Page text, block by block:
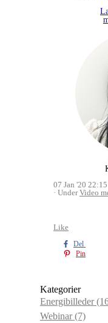
07 Jan '20 22:15
UnderVideo
Like
Del
Pin
Kategorier
Energibilleder
Webinar(7)